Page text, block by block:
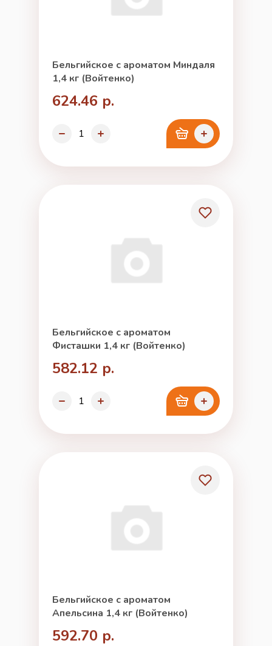
Бельгийское с ароматом Миндаля
1,4 кг (Войтенко)
624.46 р.
Бельгийское с ароматом
Фисташки 1,4 кг (Войтенко)
582.12 р.
Бельгийское с ароматом
Апельсина 1,4 кг (Войтенко)
592.70 р.